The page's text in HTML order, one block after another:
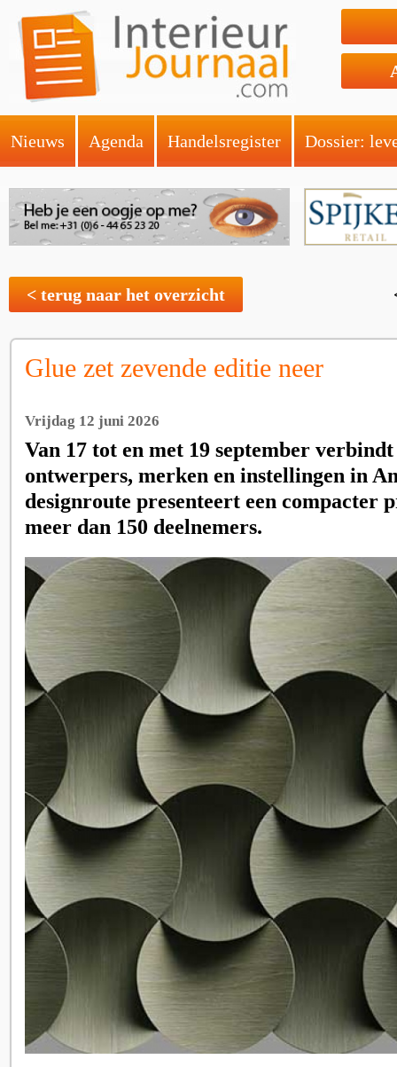
Nieuws Agenda Handelsregister Dossier:
< terug naar het overzicht
Glue zet zevende editie neer
Vrijdag 12 juni 2026
Van 17 tot en met 19 september
ontwerpers, merken en instellingen in
designroute presenteert een compacter
meer dan 150 deelnemers.